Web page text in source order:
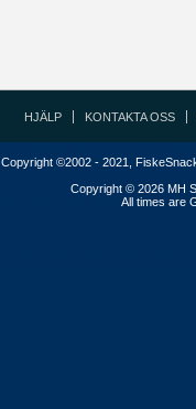
HJÄLP KONTAKTA OSS
Copyright ©2002 - 2021,
Copyright © 2026 MH
All times are